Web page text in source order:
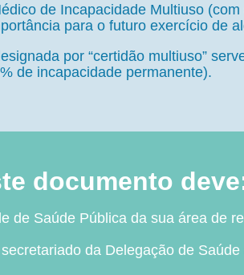
de Incapacidade Multiuso
para o futuro exercício de
por “certidão multiuso”
de incapacidade permanente).
documento
de Saúde Pública da sua área de
da Delegação de